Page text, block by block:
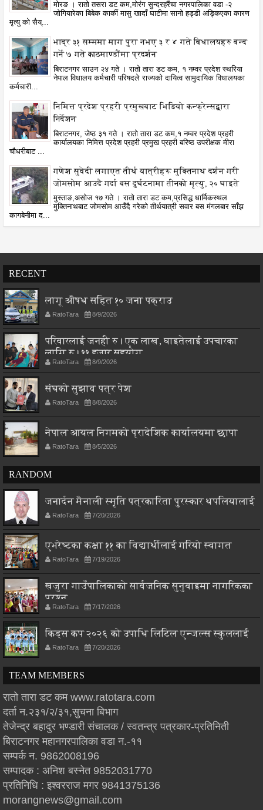
मोरङ । रातो तसरा डट कम,मोरंग सुन्दरहरैंचा नगरपालिका वडा -२
जोगियारेका बिबेक कार्की मासु खादाँ घाटीमा सानो हड्डी अड्किएका कारण
मृत्यु को सैय्...
भाद्र ३१ सम्ममा माग पुरा नभए ३ र ४ गते बिधालयहरु बन्द
गर्ने ७ गते काठमाण्डौंमा प्रदर्शन
बिराटनगर साउन २४ गते । रातो तारा डट कम, १ नम्वर प्रदेश स्थरिया
नेपाल विधालय कर्मचारी परिषदले राज्यको दायित्व सामुदायिक विधालयका
कर्मचारी...
निमित्त प्रदेश प्रहरी प्रमुखबाट भिडियो कन्फ्रेन्सद्वारा
निर्देशन
बिराटनगर, जेष्ठ ३१ गते । रातो तारा डट कम,१ नम्वर प्रदेश प्रहरी
कार्यालयका निमित्त प्रदेश प्रहरी प्रमुख प्रहरी बरिष्ठ उपरीक्षक मीरा
चौधरीबाट ...
गणेश सुवेदी लगाएत तीर्थ यात्रीहरू मुक्तिनाथ दर्शन गरी
जोमसोम आउदै गर्दा बस दुर्घटनामा तीनको मृत्यु, २० घाइते
मुस्ताङ,असोज १७ गते । रातो तारा डट कम,प्रसिद्ध धार्मिकस्थल
मुक्तिनाथबाट जोमसोम आउँदै गरेको तीर्थयात्री सवार बस मंगलबार साँझ
कागबेनीमा द...
RECENT
लागू औषध सहित १० जना पक्राउ
RatoTara 8/9/2026
परिवारलाई जनही रु। एक लाख, घाइतेलाई उपचारका
लागि रु। ११ हजार सहयोग
RatoTara 8/9/2026
संघको सुझाव पत्र पेश
RatoTara 8/8/2026
नेपाल आयल निगमको प्रादेशिक कार्यालयमा छापा
RatoTara 8/5/2026
RANDOM
जनार्दन मैनाली स्मृति पत्रकारिता पुरस्कार थपलियालाई
RatoTara 7/20/2026
एभरेष्टका कक्षा ११ का विद्यार्थीलाई गरियो स्वागत
RatoTara 7/19/2026
खजुरा गाउँपालिकाको सार्वजनिक सुनुवाइमा नागरिकका
प्रश्न
RatoTara 7/17/2026
किड्स कप २०२६ को उपाधि लिटिल एन्जल्स स्कुललाई
RatoTara 7/20/2026
TEAM MEMBERS
रातो तारा डट कम www.ratotara.com
दर्ता न.२३१/२/३१,सुचना बिभाग
तेजेन्द्र बहादुर भण्डारी संचालक / स्वतन्त्र पत्रकार-प्रतिनिती
बिराटनगर महानगरपालिका वडा न.-११
सम्पर्क न. 9862008196
सम्पादक : अनिश बस्नेत 9852031770
प्रतिनिधि : इश्वरराज मगर 9841375136
morangnews@gmail.com